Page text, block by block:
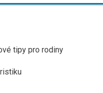
tipy pro rodiny